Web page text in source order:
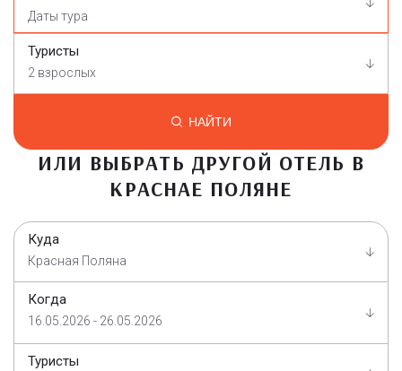
Туристы
2 взрослых
НАЙТИ
ИЛИ ВЫБРАТЬ ДРУГОЙ ОТЕЛЬ В
КРАСНАЕ ПОЛЯНЕ
Куда
Красная Поляна
Когда
16.05.2026 - 26.05.2026
Туристы